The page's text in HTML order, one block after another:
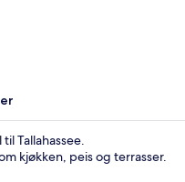
Tallahassee.
kjøkken, peis og terrasser.